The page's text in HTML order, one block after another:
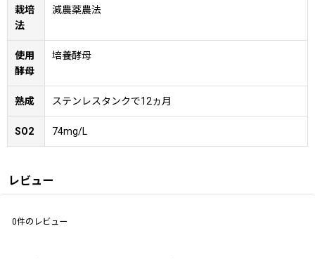
栽培
法
減農薬農法
使用
酵母
培養酵母
熟成 ステンレスタンクで12ヵ月
SO2 74mg/L
レビュー
0件のレビュー